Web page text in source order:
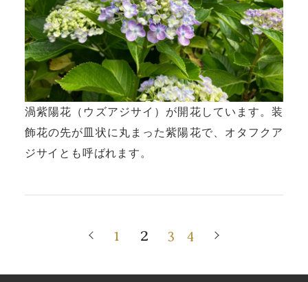
渦紫陽花（ウズアジサイ）が開花しています。装
飾花の先が皿状に丸まった紫陽花で、オタフクア
ジサイとも呼ばれます。
1 2 3 4